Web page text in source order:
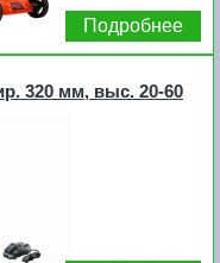
Подробнее
320 мм, выс. 20-60